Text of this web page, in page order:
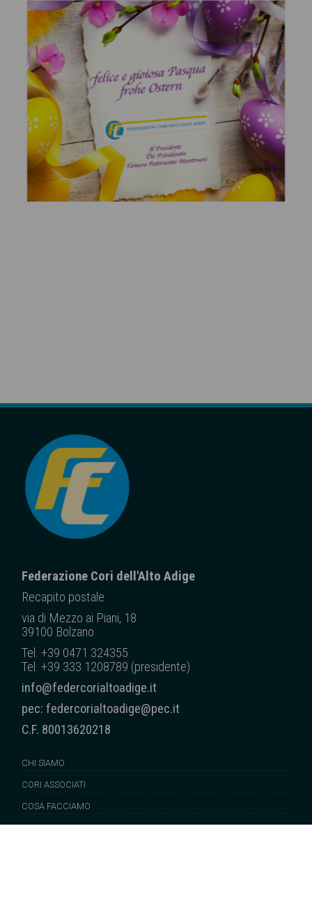
Federazione Cori dell'Alto Adige
Recapito postale
via di Mezzo ai Piani, 18
39100 Bolzano
Tel. +39 0471 324355
Tel. +39 333 1208789 (presidente)
info@federcorialtoadige.it
pec: federcorialtoadige@pec.it
C.F. 80013620218
CHI SIAMO
CORI ASSOCIATI
COSA FACCIAMO
SUONI DALLA NS. TERRA